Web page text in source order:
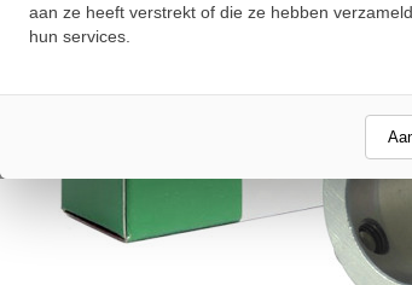
aan ze heeft verstrekt of die ze hebben
hun services.